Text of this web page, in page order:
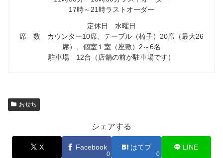
17時～21時ラストオーダー
定休日 水曜日
席 数 カウンター10席、テーブル（椅子）20席（最大26
席）、個室１室（座敷）2～6名
駐車場 12台（店舗の前が駐車場です）
おせち
シェアする
X Facebook
0
はてブ
0
LINE